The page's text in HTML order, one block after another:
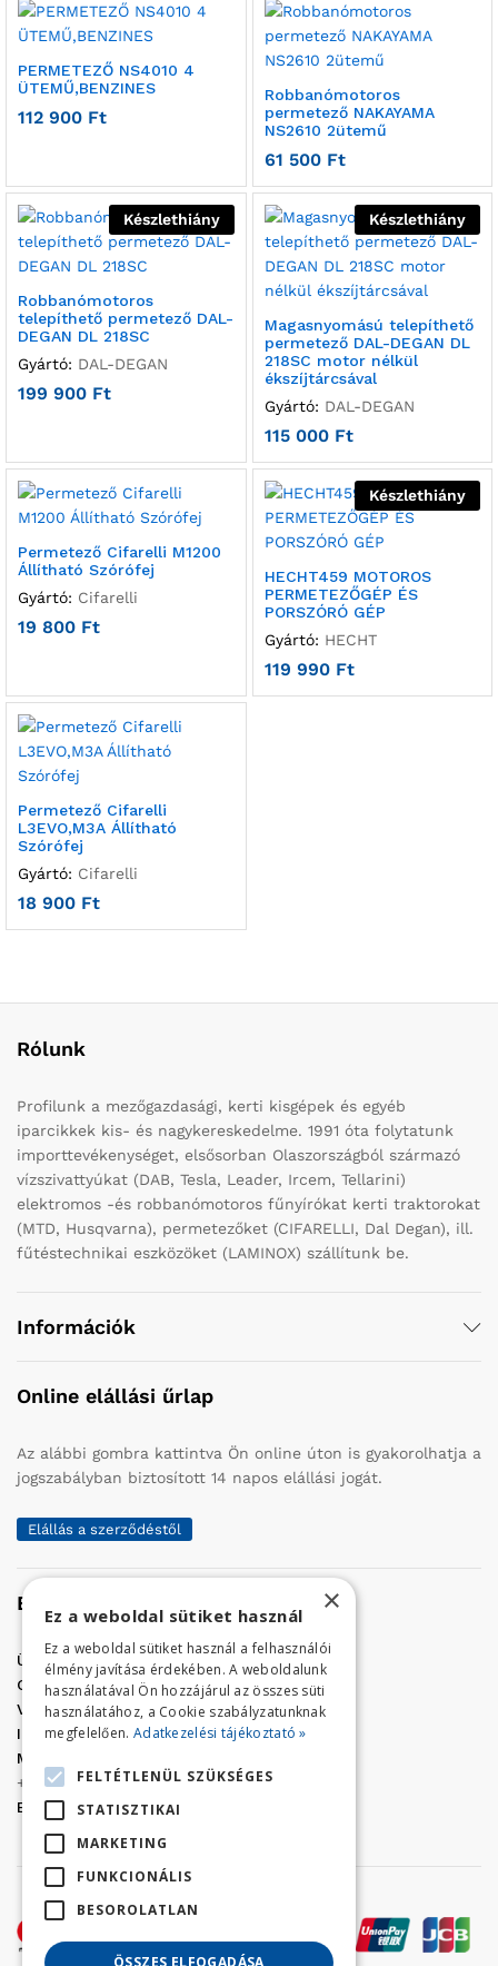
PERMETEZŐ NS4010 4
ÜTEMŰ,BENZINES
112 900 Ft
Robbanómotoros
permetező NAKAYAMA
NS2610 2ütemű
61 500 Ft
Készlethiány
Robbanómotoros
telepíthető permetező DAL-
DEGAN DL 218SC
Gyártó: DAL-DEGAN
199 900 Ft
Készlethiány
Magasnyomású telepíthető
permetező DAL-DEGAN DL
218SC motor nélkül
ékszíjtárcsával
Gyártó: DAL-DEGAN
115 000 Ft
Permetező Cifarelli M1200
Állítható Szórófej
Gyártó: Cifarelli
19 800 Ft
Készlethiány
HECHT459 MOTOROS
PERMETEZŐGÉP ÉS
PORSZÓRÓ GÉP
Gyártó: HECHT
119 990 Ft
Permetező Cifarelli
L3EVO,M3A Állítható
Szórófej
Gyártó: Cifarelli
18 900 Ft
Rólunk
Profilunk a mezőgazdasági, kerti kisgépek és egyéb
iparcikkek kis- és nagykereskedelme. 1991 óta folytatunk
importtevékenységet, elsősorban Olaszországból származó
vízszivattyúkat (DAB, Tesla, Leader, Ircem, Tellarini)
elektromos -és robbanómotoros fűnyírókat kerti traktorokat
(MTD, Husqvarna), permetezőket (CIFARELLI, Dal Degan), ill.
fűtéstechnikai eszközöket (LAMINOX) szállítunk be.
Információk
Online elállási űrlap
Az alábbi gombra kattintva Ön online úton is gyakorolhatja a
jogszabályban biztosított 14 napos elállási jogát.
Elállás a szerződéstől
Elérhetőség
Üzletünk címe:
Szolnok, Vércse út 17.
Golf Center Áruház:06 (56) 423-324
VÁR-Kert Áruház: 06 (56) 429-771
Iroda:06 (56) 421-857
Megrendelés, termék információ:
+36 (70) 938-3356
E-mail:
golfaruhaz@gmail.com
×
Ez a weboldal sütiket használ
Ez a weboldal sütiket használ a felhasználói
élmény javítása érdekében. A weboldalunk
használatával Ön hozzájárul az összes süti
használatához, a Cookie szabályzatunknak
megfelelően. Adatkezelési tájékoztató »
FELTÉTLENÜL SZÜKSÉGES
STATISZTIKAI
MARKETING
FUNKCIONÁLIS
BESOROLATLAN
ÖSSZES ELFOGADÁSA